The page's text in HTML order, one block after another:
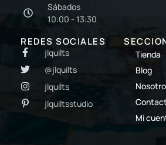
Sábados
10:00 - 13:30
REDES SOCIALES
jlquilts
@jlquilts
jlquilts
jlquiltsstudio
Tienda
Blog
Mi